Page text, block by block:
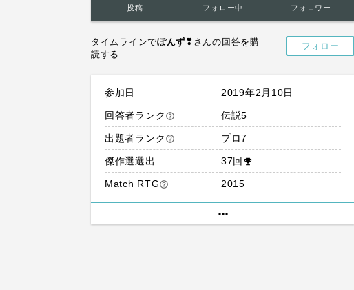
投稿 フォロー中 フォロワー
フォロー
タイムラインでぽんず❣ さんの回答を購
読する
参加日 2019年2月10日
回答者ランク help_outline 伝説5
出題者ランク help_outline プロ7
傑作選選出 37回 emoji_events
Match RTGhelp_outline 2015
more_horiz